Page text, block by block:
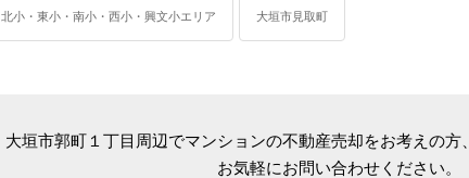
北小・東小・南小・西小・興文小エリア 大垣市見取町
大垣市郭町１丁目周辺でマンションの不動産売却をお考えの方、
お気軽にお問い合わせください。